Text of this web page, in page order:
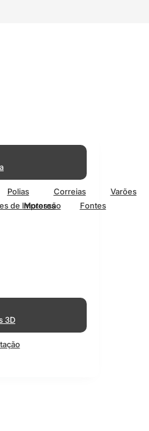
Motores
Fontes
Polias Correias
Varões
de Impressão
3D